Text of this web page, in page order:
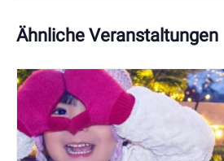
Ähnliche Veranstaltungen